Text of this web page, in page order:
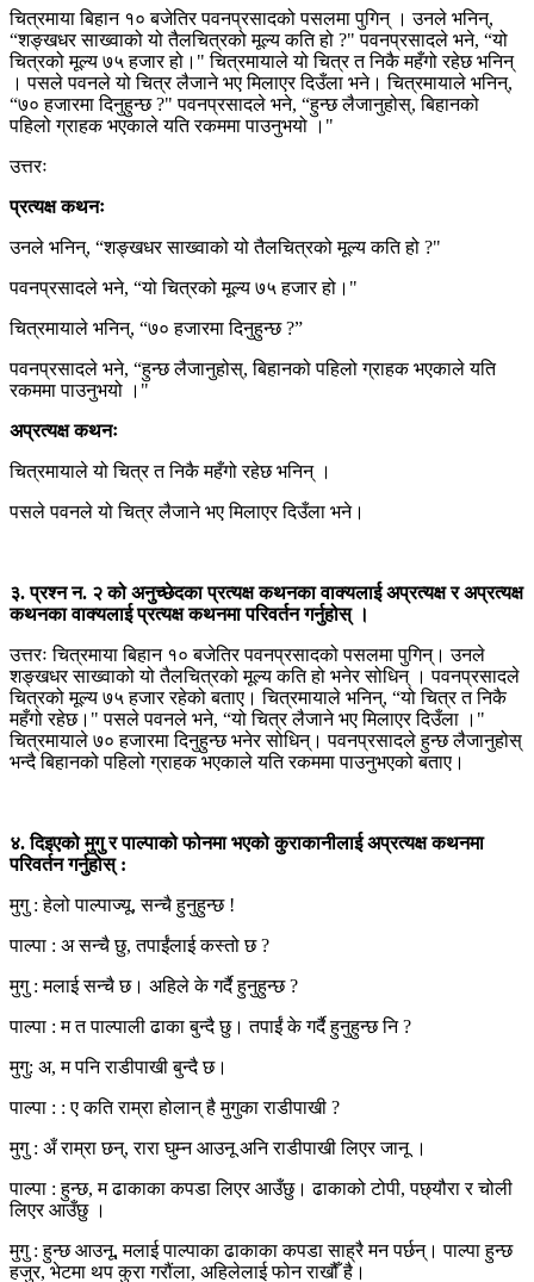
चित्रमाया बिहान १० बजेतिर पवनप्रसादको पसलमा पुगिन् । उनले भनिन्,
“शङ्खधर साख्वाको यो तैलचित्रको मूल्य कति हो ?" पवनप्रसादले भने, “यो
चित्रको मूल्य ७५ हजार हो।" चित्रमायाले यो चित्र त निकै महँगो रहेछ भनिन्
। पसले पवनले यो चित्र लैजाने भए मिलाएर दिउँला भने। चित्रमायाले भनिन्,
“७० हजारमा दिनुहुन्छ ?" पवनप्रसादले भने, “हुन्छ लैजानुहोस्, बिहानको
पहिलो ग्राहक भएकाले यति रकममा पाउनुभयो ।"
उत्तरः
प्रत्यक्ष कथनः
उनले भनिन्, “शङ्खधर साख्वाको यो तैलचित्रको मूल्य कति हो ?"
पवनप्रसादले भने, “यो चित्रको मूल्य ७५ हजार हो।"
चित्रमायाले भनिन्, “७० हजारमा दिनुहुन्छ ?”
पवनप्रसादले भने, “हुन्छ लैजानुहोस्, बिहानको पहिलो ग्राहक भएकाले यति
रकममा पाउनुभयो ।"
अप्रत्यक्ष कथनः
चित्रमायाले यो चित्र त निकै महँगो रहेछ भनिन् ।
पसले पवनले यो चित्र लैजाने भए मिलाएर दिउँला भने।
३. प्रश्न न. २ को अनुच्छेदका प्रत्यक्ष कथनका वाक्यलाई अप्रत्यक्ष र अप्रत्यक्ष
कथनका वाक्यलाई प्रत्यक्ष कथनमा परिवर्तन गर्नुहोस् ।
उत्तरः चित्रमाया बिहान १० बजेतिर पवनप्रसादको पसलमा पुगिन्। उनले
शङ्खधर साख्वाको यो तैलचित्रको मूल्य कति हो भनेर सोधिन् । पवनप्रसादले
चित्रको मूल्य ७५ हजार रहेको बताए। चित्रमायाले भनिन्, “यो चित्र त निकै
महँगो रहेछ।" पसले पवनले भने, “यो चित्र लैजाने भए मिलाएर दिउँला ।"
चित्रमायाले ७० हजारमा दिनुहुन्छ भनेर सोधिन्। पवनप्रसादले हुन्छ लैजानुहोस्
भन्दै बिहानको पहिलो ग्राहक भएकाले यति रकममा पाउनुभएको बताए।
४. दिइएको मुगु र पाल्पाको फोनमा भएको कुराकानीलाई अप्रत्यक्ष कथनमा
परिवर्तन गर्नुहोस् :
मुगु : हेलो पाल्पाज्यू, सन्चै हुनुहुन्छ !
पाल्पा : अ सन्चै छु, तपाईंलाई कस्तो छ ?
मुगु : मलाई सन्चै छ। अहिले के गर्दै हुनुहुन्छ ?
पाल्पा : म त पाल्पाली ढाका बुन्दै छु। तपाईं के गर्दै हुनुहुन्छ नि ?
मुगु: अ, म पनि राडीपाखी बुन्दै छ।
पाल्पा : : ए कति राम्रा होलान् है मुगुका राडीपाखी ?
मुगु : अँ राम्रा छन्, रारा घुम्न आउनू अनि राडीपाखी लिएर जानू ।
पाल्पा : हुन्छ, म ढाकाका कपडा लिएर आउँछु। ढाकाको टोपी, पछ्यौरा र चोली
लिएर आउँछु ।
मुगु : हुन्छ आउनू, मलाई पाल्पाका ढाकाका कपडा साह्रै मन पर्छन्। पाल्पा हुन्छ
हजुर, भेटमा थप कुरा गरौंला, अहिलेलाई फोन राखौँ है।